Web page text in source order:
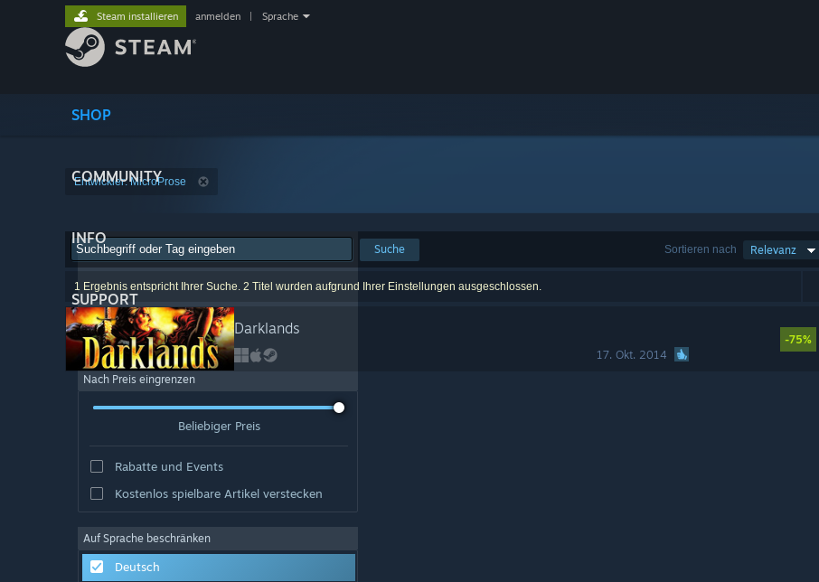
SHOP
COMMUNITY
INFO
SUPPORT
Steam installieren anmelden Sprache
Entwickler: MicroProse
Sortieren nach Relevanz
Suche
1 Ergebnis entspricht Ihrer Suche. 2 Titel wurden aufgrund Ihrer Einstellungen ausgeschlossen.
Darklands
17. Okt. 2014
-75%
Nach Preis eingrenzen
Beliebiger Preis
Rabatte und Events
Kostenlos spielbare Artikel verstecken
Auf Sprache beschränken
Deutsch